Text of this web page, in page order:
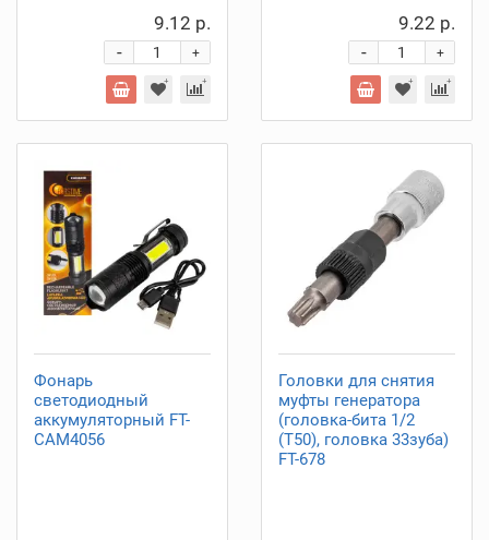
9.12 р.
+
-
9.22 р.
+
-
Фонарь
светодиодный
аккумуляторный FT-
CAM4056
Головки для снятия
муфты генератора
(головка-бита 1/2
(T50), головка 33зуба)
FT-678